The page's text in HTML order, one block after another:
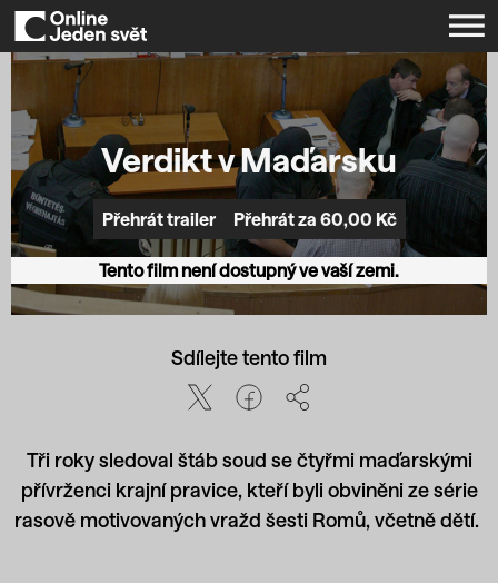
Verdikt v Maďarsku
Přehrát trailer Přehrát za 60,00 Kč
Tento film není dostupný ve vaší zemi.
Sdílejte tento film
Tři roky sledoval štáb soud se čtyřmi maďarskými
přívrženci krajní pravice, kteří byli obviněni ze série
rasově motivovaných vražd šesti Romů, včetně dětí.